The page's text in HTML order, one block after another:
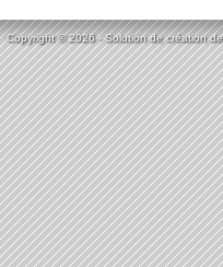
Copyright © 2026 - Solution de création